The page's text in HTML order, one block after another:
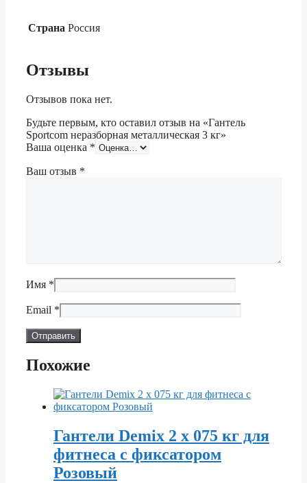
Страна Россия
Отзывы
Отзывов пока нет.
Будьте первым, кто оставил отзыв на «Гантель
Sportcom неразборная металлическая 3 кг»
Ваша оценка *
Ваш отзыв *
Имя *
Email *
Похожие
Гантели Demix 2 х 075 кг для
фитнеса с фиксатором
Розовый